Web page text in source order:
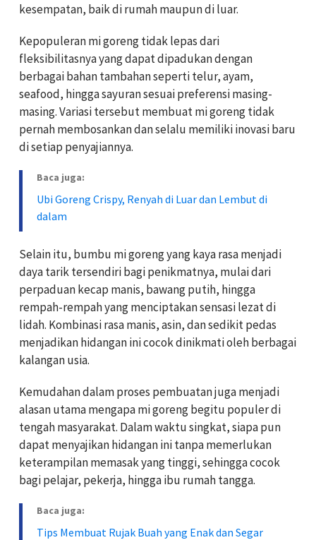
kesempatan, baik di rumah maupun di luar.
Kepopuleran mi goreng tidak lepas dari
fleksibilitasnya yang dapat dipadukan dengan
berbagai bahan tambahan seperti telur, ayam,
seafood, hingga sayuran sesuai preferensi masing-
masing. Variasi tersebut membuat mi goreng tidak
pernah membosankan dan selalu memiliki inovasi baru
di setiap penyajiannya.
Baca juga:
Ubi Goreng Crispy, Renyah di Luar dan Lembut di
dalam
Selain itu, bumbu mi goreng yang kaya rasa menjadi
daya tarik tersendiri bagi penikmatnya, mulai dari
perpaduan kecap manis, bawang putih, hingga
rempah-rempah yang menciptakan sensasi lezat di
lidah. Kombinasi rasa manis, asin, dan sedikit pedas
menjadikan hidangan ini cocok dinikmati oleh berbagai
kalangan usia.
Kemudahan dalam proses pembuatan juga menjadi
alasan utama mengapa mi goreng begitu populer di
tengah masyarakat. Dalam waktu singkat, siapa pun
dapat menyajikan hidangan ini tanpa memerlukan
keterampilan memasak yang tinggi, sehingga cocok
bagi pelajar, pekerja, hingga ibu rumah tangga.
Baca juga:
Tips Membuat Rujak Buah yang Enak dan Segar